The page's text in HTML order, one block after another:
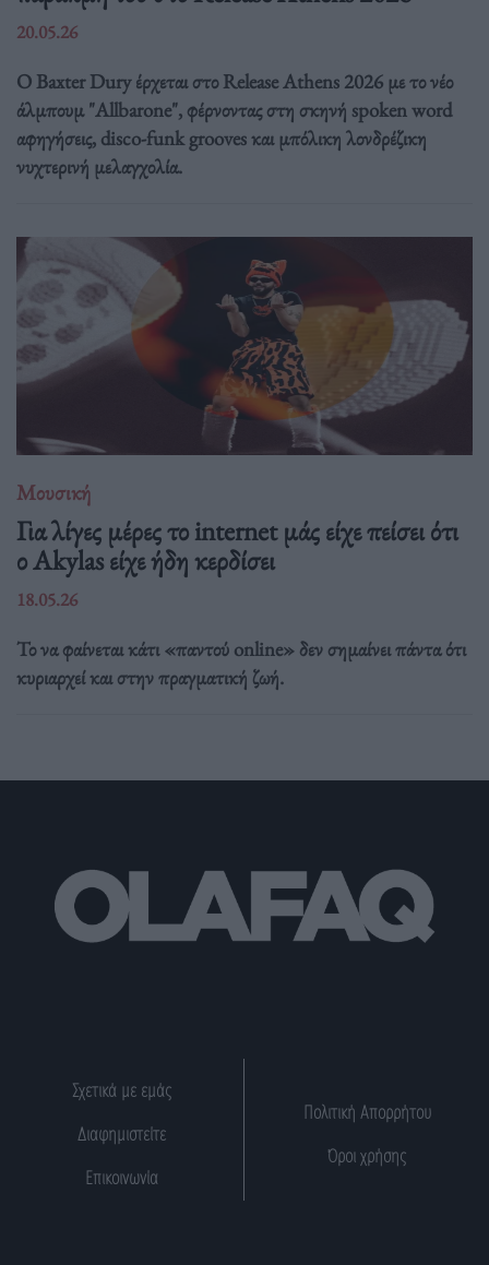
20.05.26
Ο Baxter Dury έρχεται στο Release Athens 2026 με το νέο
άλμπουμ "Allbarone", φέρνοντας στη σκηνή spoken word
αφηγήσεις, disco-funk grooves και μπόλικη λονδρέζικη
νυχτερινή μελαγχολία.
Μουσική
Για λίγες μέρες το internet μάς είχε πείσει ότι
ο Akylas είχε ήδη κερδίσει
18.05.26
Το να φαίνεται κάτι «παντού online» δεν σημαίνει πάντα ότι
κυριαρχεί και στην πραγματική ζωή.
Σχετικά με εμάς
Διαφημιστείτε
Επικοινωνία
Πολιτική Απορρήτου
Όροι χρήσης